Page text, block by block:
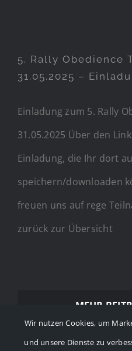
5. Rally Obedience
31.05.2025 –
Einladung zum 5. Rally
31.05.2025 Über den
Einladung, die Ihr dort
speichern/downloaden
freuen uns auf rege
zurück zur Übersicht
MEHR
Wir nutzen Cookies, um
und unsere Dienste zu